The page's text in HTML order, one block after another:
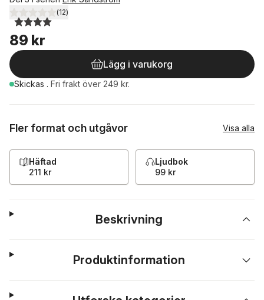
4,0utav 5 stjärnor. Totalt antal röster:
(12)
89 kr
Lägg i varukorg
Skickas . Fri frakt över 249 kr.
Fler format och utgåvor Visa alla
Häftad
211 kr
Ljudbok
99 kr
Beskrivning
Produktinformation